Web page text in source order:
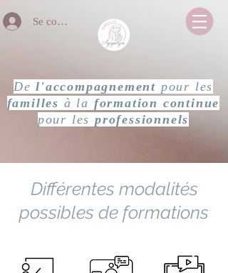
Se connecter
Del'accompagnement pour les
familles à la formation continue
pour les professionnels
Différentes modalités
possibles de formations